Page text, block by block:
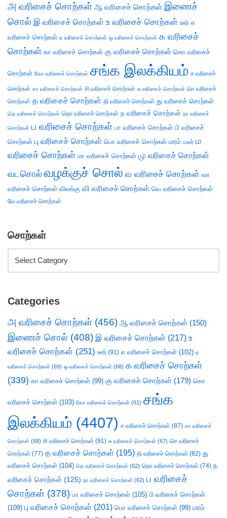
அ வரிசைச் சொற்கள் ஆ வரிசைச் சொற்கள் இணைச்
சொல் இ வரிசைச் சொற்கள் உ வரிசைச் சொற்கள் ஊர் எ
வரிசைச் சொற்கள் ஏ வரிசைச் சொற்கள் ஒ வரிசைச் சொற்கள் க வரிசைச்
சொற்கள் கா வரிசைச் சொற்கள் கு வரிசைச் சொற்கள் கொ வரிசைச்
சொற்கள் கோ வரிசைச் சொற்கள் சங்க இலக்கியம் ச வரிசைச்
சொற்கள் சா வரிசைச் சொற்கள் சி வரிசைச் சொற்கள் சு வரிசைச் சொற்கள் செ வரிசைச்
சொற்கள் த வரிசைச் சொற்கள் தி வரிசைச் சொற்கள் து வரிசைச் சொற்கள்
தெ வரிசைச் சொற்கள் தொ வரிசைச் சொற்கள் ந வரிசைச் சொற்கள் நா வரிசைச்
சொற்கள் ப வரிசைச் சொற்கள் பா வரிசைச் சொற்கள் பி வரிசைச்
சொற்கள் பு வரிசைச் சொற்கள் பொ வரிசைச் சொற்கள் மரம் மலர் ம
வரிசைச் சொற்கள் மா வரிசைச் சொற்கள் மு வரிசைச் சொற்கள்
வடசொல் வழக்குச் சொல் வ வரிசைச் சொற்கள் வா
வரிசைச் சொற்கள் விலங்கு வி வரிசைச் சொற்கள் வெ வரிசைச் சொற்கள்
வே வரிசைச் சொற்கள்
சொற்கள்
Categories
அ வரிசைச் சொற்கள் (456) ஆ வரிசைச் சொற்கள் (150)
இணைச் சொல் (408) இ வரிசைச் சொற்கள் (217) உ
வரிசைச் சொற்கள் (251) ஊர் (91) எ வரிசைச் சொற்கள் (102) ஏ
வரிசைச் சொற்கள் (69) ஒ வரிசைச் சொற்கள் (68) க வரிசைச் சொற்கள்
(339) கா வரிசைச் சொற்கள் (99) கு வரிசைச் சொற்கள் (179) கொ
வரிசைச் சொற்கள் (103) கோ வரிசைச் சொற்கள் (61) சங்க
இலக்கியம் (4407) ச வரிசைச் சொற்கள் (87) சா வரிசைச்
சொற்கள் (68) சி வரிசைச் சொற்கள் (91) சு வரிசைச் சொற்கள் (67) செ வரிசைச்
சொற்கள் (77) த வரிசைச் சொற்கள் (195) தி வரிசைச் சொற்கள் (82) து
வரிசைச் சொற்கள் (104) தெ வரிசைச் சொற்கள் (62) தொ வரிசைச் சொற்கள் (74) ந
வரிசைச் சொற்கள் (125) நா வரிசைச் சொற்கள் (62) ப வரிசைச்
சொற்கள் (378) பா வரிசைச் சொற்கள் (105) பி வரிசைச் சொற்கள்
(109) பு வரிசைச் சொற்கள் (201) பொ வரிசைச் சொற்கள் (99) மரம்